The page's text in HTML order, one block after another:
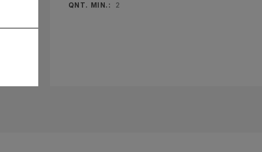
QNT. MIN.: 2